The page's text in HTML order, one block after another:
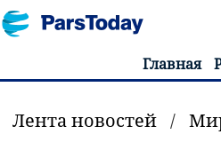
Главная
Лента новостей /